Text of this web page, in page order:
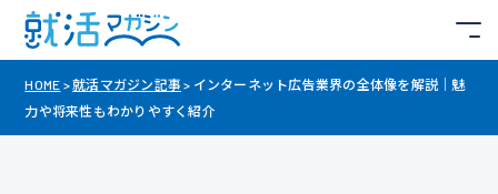
HOME >就活マガジン記事 > インターネット広告業界の全体像を解説｜魅
力や将来性もわかりやすく紹介